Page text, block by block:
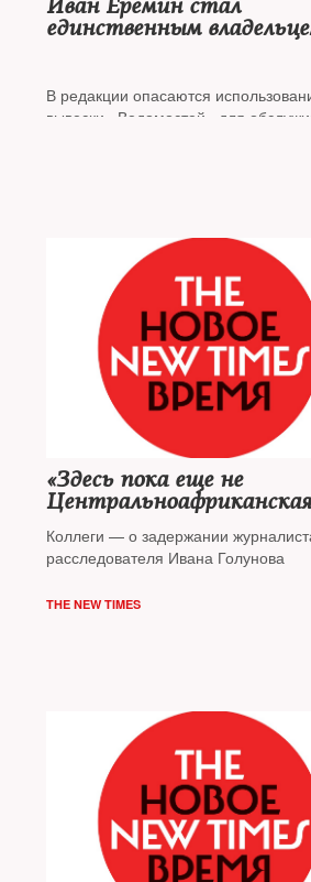
Иван Еремин стал
единственным
В редакции опасаются
вывески «Ведомостей» для
«Здесь пока еще не
Центральноафриканская
республика!»
Коллеги — о задержании
расследователя Ивана Голунова
THE NEW TIMES